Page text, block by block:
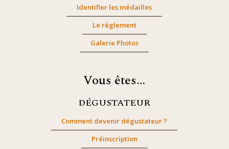
Identifier les médailles
Le règlement
Galerie Photos
Vous êtes…
DÉGUSTATEUR
Comment devenir dégustateur ?
Préinscription